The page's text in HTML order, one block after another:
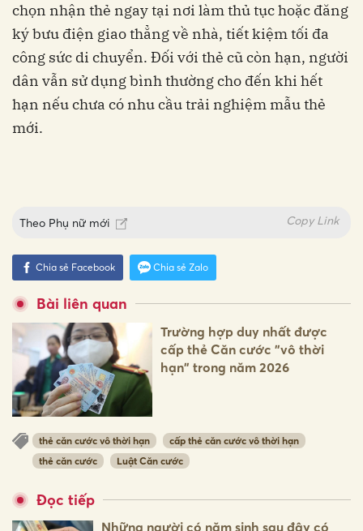
chọn nhận thẻ ngay tại nơi làm thủ tục hoặc đăng
ký bưu điện giao thẳng về nhà, tiết kiệm tối đa
công sức di chuyển. Đối với thẻ cũ còn hạn, người
dân vẫn sử dụng bình thường cho đến khi hết
hạn nếu chưa có nhu cầu trải nghiệm mẫu thẻ
mới.
Theo Phụ nữ mới Copy Link
Chia sẻ Facebook Chia sẻ Zalo
Bài liên quan
Trường hợp duy nhất được
cấp thẻ Căn cước "vô thời
hạn" trong năm 2026
thẻ căn cước vô thời hạn
cấp thẻ căn cước vô thời hạn
thẻ căn cước
Luật Căn cước
Đọc tiếp
Những người có năm sinh sau đây có